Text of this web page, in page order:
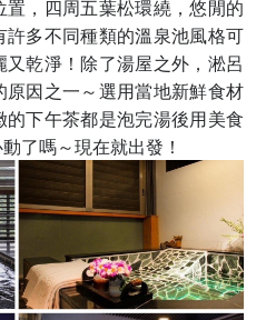
，四周五葉松環繞，悠閒的
多不同種類的溫泉池風格可
乾淨！除了湯屋之外，淞呂
因之一～選用當地新鮮食材
下午茶都是泡完湯後用美食
了嗎～現在就出發！